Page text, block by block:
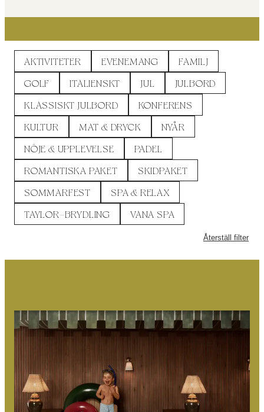
AKTIVITETER EVENEMANG
FAMILJ
GOLF
ITALIENSKT JUL
JULBORD
KLASSISKT JULBORD
KONFERENS
KULTUR
MAT & DRYCK
NYÅR
NÖJE & UPPLEVELSE
PADEL
ROMANTISKA PAKET
SKIDPAKET
SOMMARFEST
SPA & RELAX
TAYLOR–BRYDLING
VANA SPA
Återställ filter